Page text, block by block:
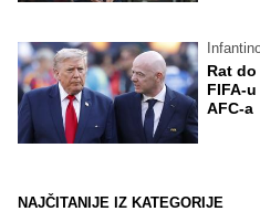
Rat
FIFA-
AFC-a
NAJČITANIJE IZ KATEGORIJE